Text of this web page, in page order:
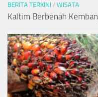
BERITA TERKINI / WISATA
Kaltim Berbenah